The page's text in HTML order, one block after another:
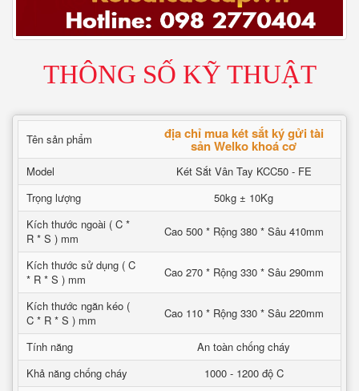
THÔNG SỐ KỸ THUẬT
Tên sản phẩm địa chỉ mua két sắt ký gửi tài
sản Welko khoá cơ
Model
Két Sắt Vân Tay KCC50 - FE
Trọng lượng
50kg ± 10Kg
Kích thước ngoài ( C *
R * S ) mm
Cao 500 * Rộng 380 * Sâu 410mm
Kích thước sử dụng ( C
* R * S ) mm
Cao 270 * Rộng 330 * Sâu 290mm
Kích thước ngăn kéo (
C * R * S ) mm
Cao 110 * Rộng 330 * Sâu 220mm
Tính năng
An toàn chống cháy
Khả năng chống cháy
1000 - 1200 độ C